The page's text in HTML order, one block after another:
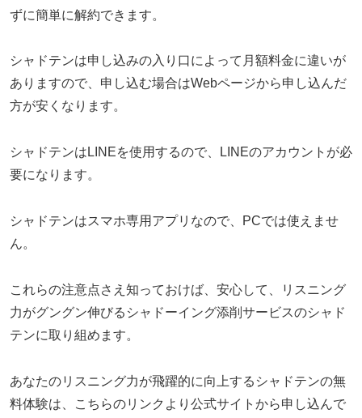
ずに簡単に解約できます。
シャドテンは申し込みの入り口によって月額料金に違いが
ありますので、申し込む場合はWebページから申し込んだ
方が安くなります。
シャドテンはLINEを使用するので、LINEのアカウントが必
要になります。
シャドテンはスマホ専用アプリなので、PCでは使えませ
ん。
これらの注意点さえ知っておけば、安心して、リスニング
力がグングン伸びるシャドーイング添削サービスのシャド
テンに取り組めます。
あなたのリスニング力が飛躍的に向上するシャドテンの無
料体験は、こちらのリンクより公式サイトから申し込んで